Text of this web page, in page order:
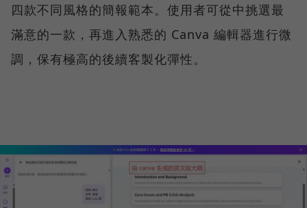
四款不同風格的簡報範本。使用者可從中挑選最
滿意的一款，再進入熟悉的 Canva 編輯器進行微
調，保有極高的後續客製化彈性。